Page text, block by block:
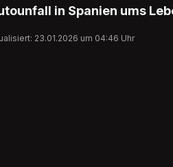
in Spanien ums
23.01.2026 um 04:46 Uhr